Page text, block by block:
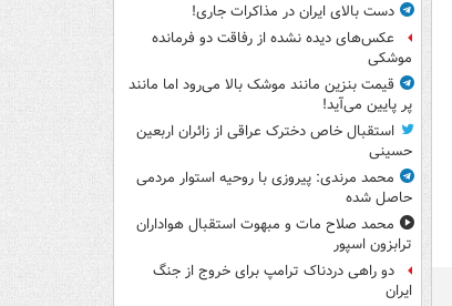
دست بالای ایران در مذاکرات جاری!
عکس‌های دیده نشده از رفاقت دو فرمانده‌
موشکی
قیمت بنزین مانند موشک بالا می‌رود اما مانند
پر پایین می‌آید!
استقبال خاص دخترک عراقی از زائران اربعین
حسینی
محمد مرندی: پیروزی با روحیه استوار مردمی
حاصل شده
محمد صلاح مات و مبهوت استقبال هواداران
ترابزون اسپور
دو راهی دردناک ترامپ برای خروج از جنگ
ایران